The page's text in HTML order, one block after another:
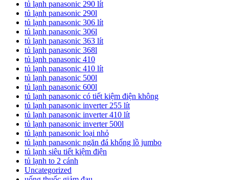
tủ lạnh panasonic 290 lít
tủ lạnh panasonic 290l
tủ lạnh panasonic 306 lít
tủ lạnh panasonic 306l
tủ lạnh panasonic 363 lít
tủ lạnh panasonic 368l
tủ lạnh panasonic 410
tủ lạnh panasonic 410 lít
tủ lạnh panasonic 500l
tủ lạnh panasonic 600l
tủ lạnh panasonic có tiết kiệm điện không
tủ lạnh panasonic inverter 255 lít
tủ lạnh panasonic inverter 410 lít
tủ lạnh panasonic inverter 500l
tủ lạnh panasonic loại nhỏ
tủ lạnh panasonic ngăn đá khổng lồ jumbo
tủ lạnh siêu tiết kiệm điện
tủ lạnh to 2 cánh
Uncategorized